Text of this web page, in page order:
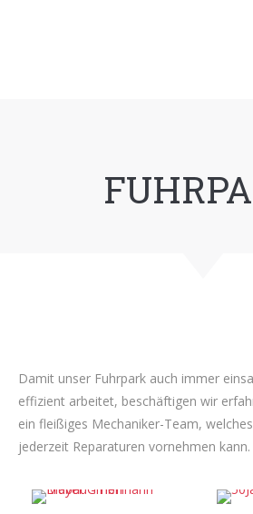
Damit unser Fuhrpark auch immer
effizient arbeitet, beschäftigen wir
ein fleißiges Mechaniker-Team,
jederzeit Reparaturen vornehmen kann.